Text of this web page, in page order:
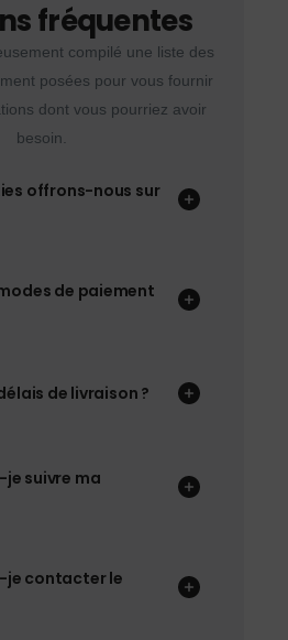
fréquentes
compilé une liste des
posées pour vous fournir
dont vous pourriez avoir
besoin.
offrons-nous sur
de paiement
de livraison ?
suivre ma
je contacter le